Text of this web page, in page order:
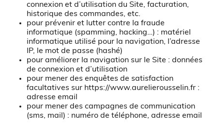
connexion et d’utilisation du Site, facturation,
historique des commandes, etc.
pour prévenir et lutter contre la fraude
informatique (spamming, hacking…) : matériel
informatique utilisé pour la navigation, l’adresse
IP, le mot de passe (hashé)
pour améliorer la navigation sur le Site : données
de connexion et d’utilisation
pour mener des enquêtes de satisfaction
facultatives sur https://www.aurelierousselin.fr :
adresse email
pour mener des campagnes de communication
(sms, mail) : numéro de téléphone, adresse email